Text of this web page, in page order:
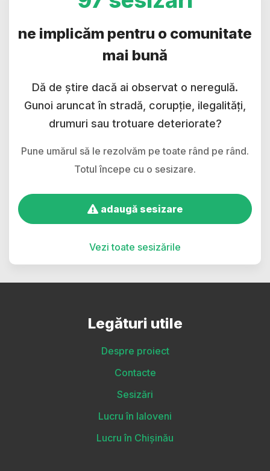
ne implicăm pentru o comunitate
mai bună
Dă de știre dacă ai observat o neregulă.
Gunoi aruncat în stradă, corupție, ilegalități,
drumuri sau trotuare deteriorate?
Pune umărul să le rezolvăm pe toate rând pe rând.
Totul începe cu o sesizare.
adaugă sesizare
Vezi toate sesizările
Legături utile
Despre proiect
Contacte
Sesizări
Lucru în Ialoveni
Lucru în Chișinău